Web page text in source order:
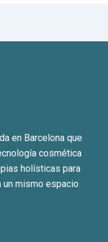
en Barcelona que
cosmética
holísticas para
un mismo espacio